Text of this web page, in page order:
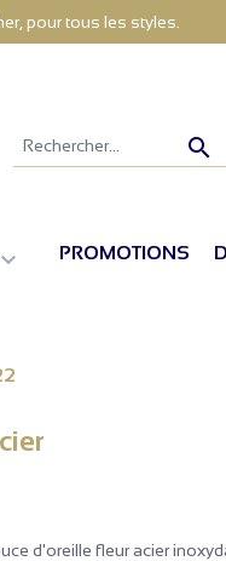
pour tous les styles.

 PROMOTIONS
d'oreille fleur acier